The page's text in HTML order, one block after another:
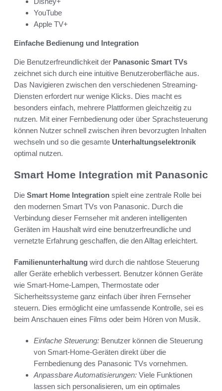
YouTube
Apple TV+
Einfache Bedienung und Integration
Die Benutzerfreundlichkeit der Panasonic Smart TVs
zeichnet sich durch eine intuitive Benutzeroberfläche aus.
Das Navigieren zwischen den verschiedenen Streaming-
Diensten erfordert nur wenige Klicks. Dies macht es
besonders einfach, mehrere Plattformen gleichzeitig zu
nutzen. Mit einer Fernbedienung oder über Sprachsteuerung
können Nutzer schnell zwischen ihren bevorzugten Inhalten
wechseln und so die gesamte Unterhaltungselektronik
optimal nutzen.
Smart Home Integration mit Panasonic
Die Smart Home Integration spielt eine zentrale Rolle bei
den modernen Smart TVs von Panasonic. Durch die
Verbindung dieser Fernseher mit anderen intelligenten
Geräten im Haushalt wird eine benutzerfreundliche und
vernetzte Erfahrung geschaffen, die den Alltag erleichtert.
Familienunterhaltung wird durch die nahtlose Steuerung
aller Geräte erheblich verbessert. Benutzer können Geräte
wie Smart-Home-Lampen, Thermostate oder
Sicherheitssysteme ganz einfach über ihren Fernseher
steuern. Dies ermöglicht eine umfassende Kontrolle, sei es
beim Anschauen eines Films oder beim Hören von Musik.
Einfache Steuerung: Benutzer können die Steuerung
von Smart-Home-Geräten direkt über die
Fernbedienung des Panasonic TVs vornehmen.
Anpassbare Automatisierungen: Viele Funktionen
lassen sich personalisieren, um ein optimales